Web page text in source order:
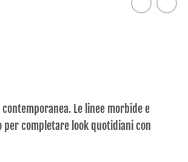
Le linee morbide e
per completare look quotidiani con